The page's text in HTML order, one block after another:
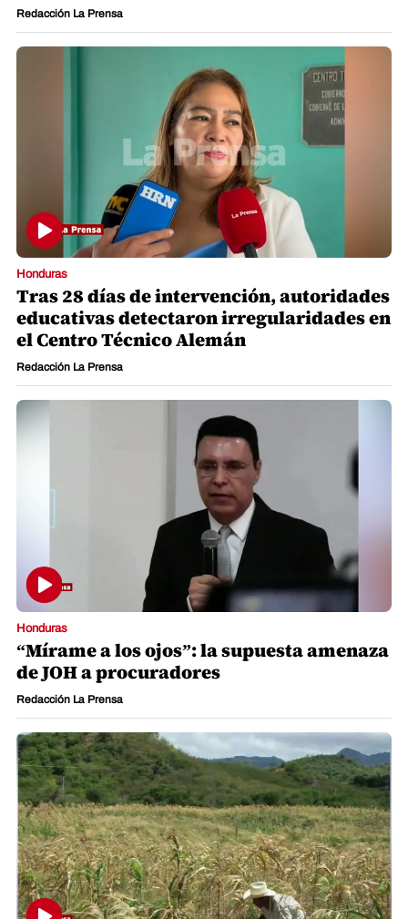
Redacción La Prensa
Honduras
Tras 28 días de intervención, autoridades
educativas detectaron irregularidades en
el Centro Técnico Alemán
Redacción La Prensa
Honduras
“Mírame a los ojos”: la supuesta amenaza
de JOH a procuradores
Redacción La Prensa